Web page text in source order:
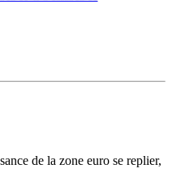
de la zone euro se replier,